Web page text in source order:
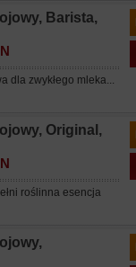
Barista,
dla zwykłego mleka...
Original,
roślinna esencja